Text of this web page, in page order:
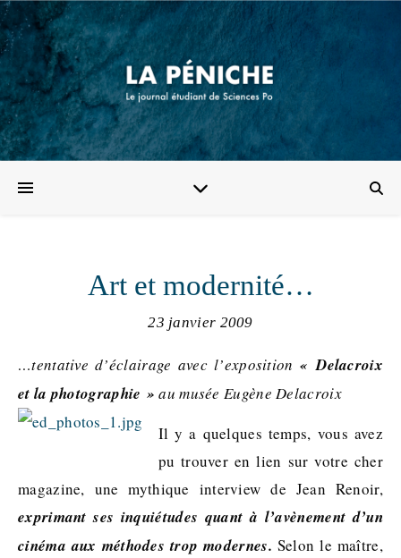
Art et modernité…
23 janvier 2009
…tentative d’éclairage avec l’exposition « Delacroix
et la photographie » au musée Eugène Delacroix
Il y a quelques temps, vous avez
pu trouver en lien sur votre cher
magazine, une mythique interview de Jean Renoir,
exprimant ses inquiétudes quant à l’avènement d’un
cinéma aux méthodes trop modernes. Selon le maître,